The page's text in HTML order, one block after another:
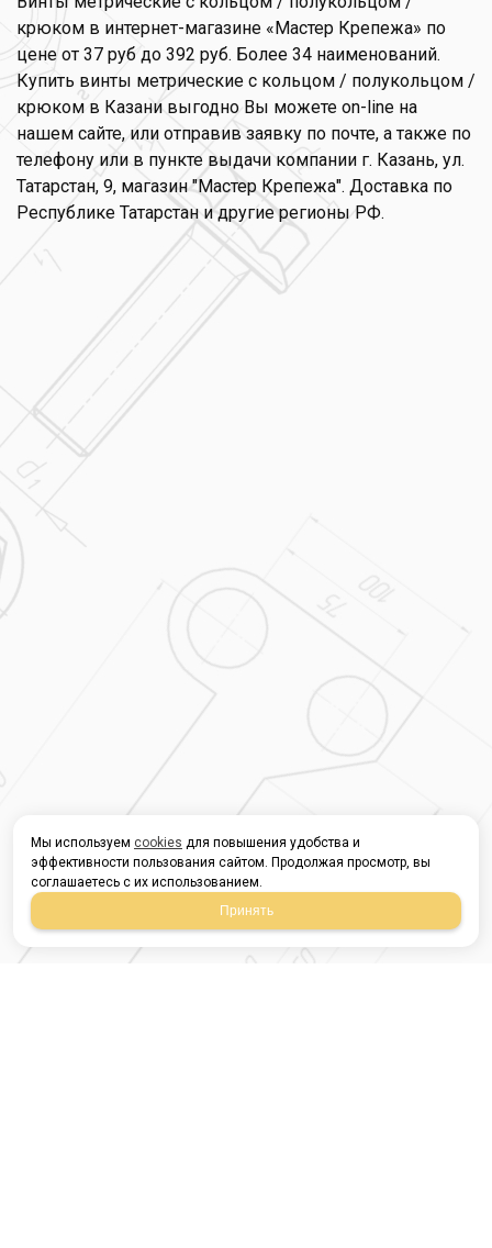
крюком в интернет-магазине «Мастер Крепежа» по
цене от 37 руб до 392 руб. Более 34 наименований.
Купить винты метрические с кольцом / полукольцом /
крюком в Казани выгодно Вы можете on-line на
нашем сайте, или отправив заявку по почте, а также по
телефону или в пункте выдачи компании г. Казань, ул.
Татарстан, 9, магазин "Мастер Крепежа". Доставка по
Республике Татарстан и другие регионы РФ.
Мы используем cookies для повышения удобства и
эффективности пользования сайтом. Продолжая просмотр, вы
соглашаетесь с их использованием.
Принять